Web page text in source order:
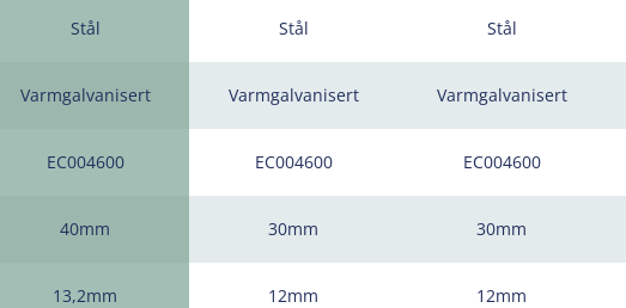
Stål
Varmgalvanisert
EC004600
40mm
13,2mm
Stål
Varmgalvanisert
EC004600
30mm
12mm
Stål
Varmgalvanisert
EC004600
30mm
12mm